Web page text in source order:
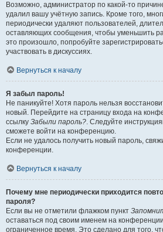
Возможно, администратор по какой-то
удалил вашу учётную запись. Кроме того,
периодически удаляют пользователей,
оставляющих сообщения, чтобы уменьшить
это произошло, попробуйте
участвовать в дискуссиях.
Вернуться к началу
Я забыл пароль!
Не паникуйте! Хотя пароль нельзя
новый. Перейдите на страницу входа на
ссылку Забыли пароль?. Следуйте
сможете войти на конференцию.
Если не удалось получить новый пароль,
конференции.
Вернуться к началу
Почему мне периодически приходится
пароля?
Если вы не отметили флажком пункт
оставаться под своим именем на
ограниченное время. Это сделано для того,